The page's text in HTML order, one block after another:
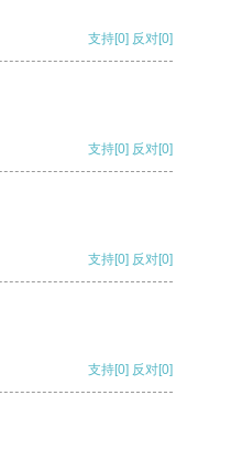
支持[0] 反对[0]
支持[0] 反对[0]
支持[0] 反对[0]
支持[0] 反对[0]